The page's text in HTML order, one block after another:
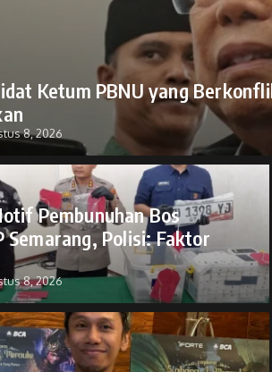
Ketum PBNU yang
8, 2026
Pembunuhan Bos
Semarang, Polisi: Faktor
8, 2026